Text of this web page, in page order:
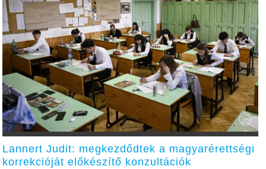
Lannert Judit: megkezdődtek a magyarérettségi
korrekcióját előkészítő konzultációk